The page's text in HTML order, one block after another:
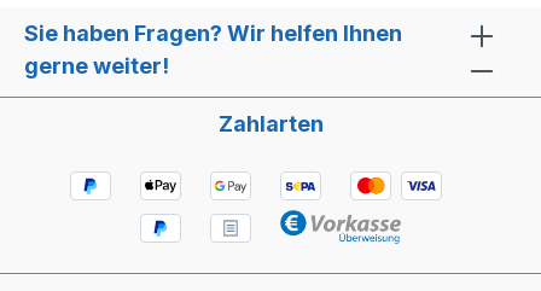
Sie haben Fragen? Wir helfen Ihnen
gerne weiter!
Zahlarten